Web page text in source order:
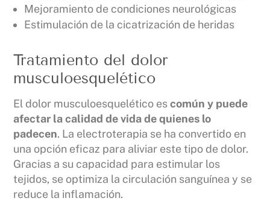
Mejoramiento de condiciones neurológicas
Estimulación de la cicatrización de heridas
Tratamiento del dolor
musculoesquelético
El dolor musculoesquelético escomún y puede
afectar la calidad de vida de quienes lo
padecen. La electroterapia se ha convertido en
una opción eficaz para aliviar este tipo de dolor.
Gracias a su capacidad para estimular los
tejidos, se optimiza la circulación sanguínea y se
reduce la inflamación.